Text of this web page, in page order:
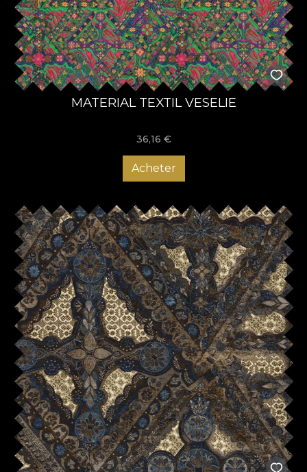
MATERIAL TEXTIL VESELIE
36,16 €
Acheter